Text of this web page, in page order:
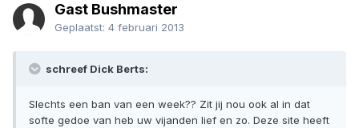
Gast Bushmaster
Geplaatst: 4 februari 2013
schreef Dick Berts:
Slechts een ban van een week?? Zit jij nou ook al in dat
softe gedoe van heb uw vijanden lief en zo. Deze site heeft